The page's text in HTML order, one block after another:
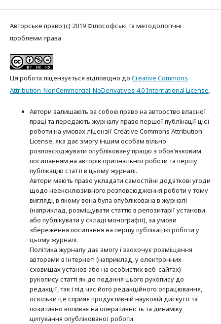
Авторське право (c) 2019 Філософські та методологічні
проблеми права
Ця робота ліцензується відповідно до Creative Commons
Attribution-NonCommercial-NoDerivatives 4.0 International License.
Автори залишають за собою право на авторство власної
праці та передають журналу право першої публікації цієї
роботи на умовах ліцензії Creative Commons Attribution
License, яка дає змогу іншим особам вільно
розповсюджувати опубліковану працю з обов’язковим
посиланням на авторів оригінальної роботи та першу
публікацію статті в цьому журналі.
Автори мають право укладати самостійні додаткові угоди
щодо неексклюзивного розповсюдження роботи у тому
вигляді, в якому вона була опублікована в журналі
(наприклад, розміщувати статтю в репозитарії установи
або публікувати у складі монографії), за умови
збереження посилання на першу публікацію роботи у
цьому журналі.
Політика журналу дає змогу і заохочує розміщення
авторами в Інтернеті (наприклад, у електронних
сховищах установ або на особистих веб-сайтах)
рукопису статті як до подання цього рукопису до
редакції, так і під час його редакційного опрацювання,
оскільки це сприяє продуктивній науковій дискусії та
позитивно впливає на оперативність та динаміку
цитування опублікованої роботи.